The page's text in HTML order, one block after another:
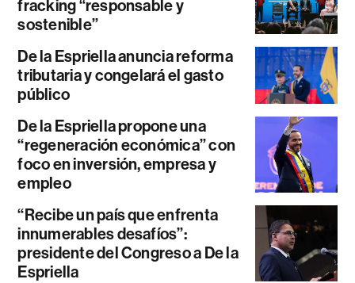
fracking “responsable y
sostenible”
De la Espriella anuncia reforma
tributaria y congelará el gasto
público
De la Espriella propone una
“regeneración económica” con
foco en inversión, empresa y
empleo
“Recibe un país que enfrenta
innumerables desafíos”:
presidente del Congreso a De la
Espriella